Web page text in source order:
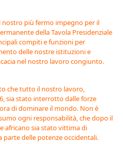
nostro più fermo impegno per il
della Tavola Presidenziale
compiti e funzioni per
delle nostre istituzioni e
nel nostro lavoro congiunto.
che tutto il nostro lavoro,
sia stato interrotto dalle forze
di dominare il mondo. Non è
ogni responsabilità, che dopo il
africano sia stato vittima di
delle potenze occidentali.